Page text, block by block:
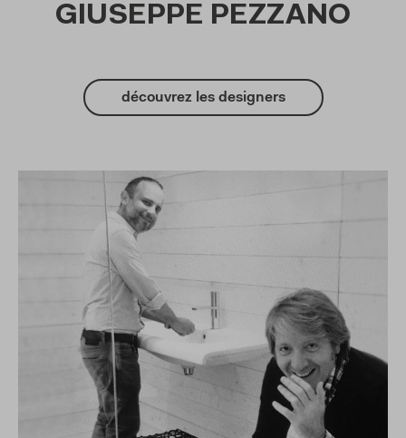
GIUSEPPE PEZZANO
découvrez les designers